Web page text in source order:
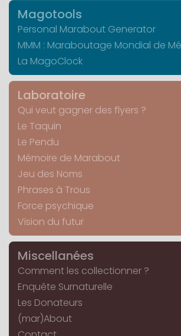
Magotools
Personal Marabout Generator
MMM : Maraboutage Mondial de
La MagoClock
Laboratoire
Qui veut gagner des flyers ?
Le Taquin
Le Pendu
Mémoire de Marabout
Jeu des Noms
Phrases à Trous
Force psychique
Vision du futur
Miscellanées
Comment les collectionner ?
Enquête Surnaturelle
Les Donateurs
(mar)About